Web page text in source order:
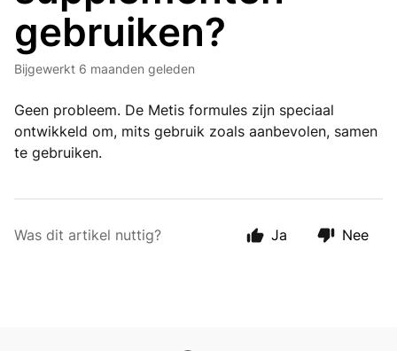
gebruiken?
Bijgewerkt 6 maanden geleden
Geen probleem. De Metis formules zijn speciaal
ontwikkeld om, mits gebruik zoals aanbevolen, samen
te gebruiken.
Was dit artikel nuttig? Ja Nee